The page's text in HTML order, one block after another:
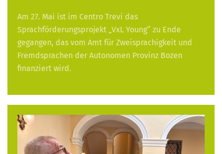
Am 27. Mai ist im Centro Trevi das
Sprachförderungsprojekt „VxL Young“ zu Ende
gegangen, das vom Amt für Zweisprachigkeit und
Fremdsprachen der Autonomen Provinz Bozen
finanziert wird.